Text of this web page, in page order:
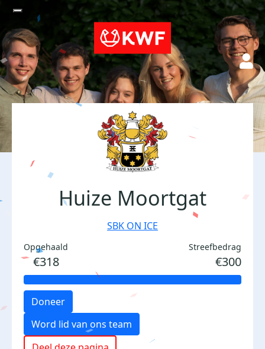
Huize Moortgat
SBK ON ICE
Opgehaald
€318
Streefbedrag
€300
Doneer
Word lid van ons team